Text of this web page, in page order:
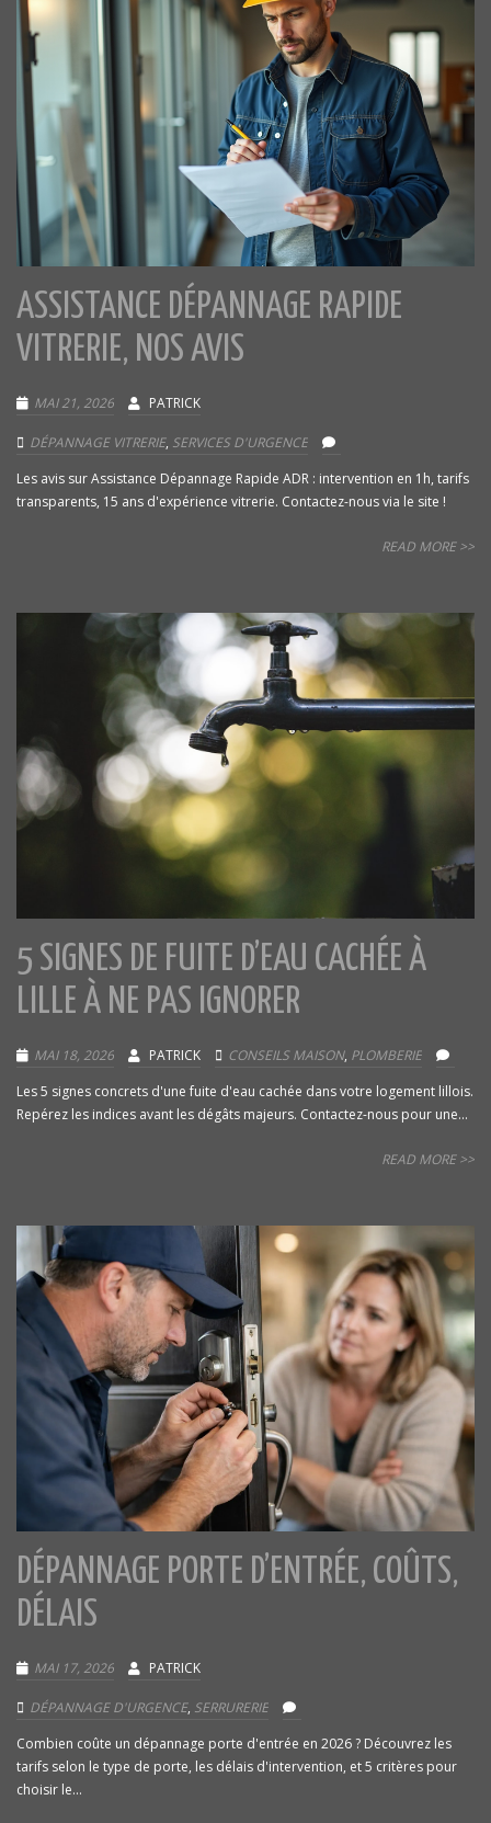
ASSISTANCE DÉPANNAGE RAPIDE
VITRERIE, NOS AVIS
MAI 21, 2026 PATRICK
DÉPANNAGE VITRERIE, SERVICES D'URGENCE
Les avis sur Assistance Dépannage Rapide ADR : intervention en 1h, tarifs
transparents, 15 ans d'expérience vitrerie. Contactez-nous via le site !
READ MORE >>
5 SIGNES DE FUITE D’EAU CACHÉE À
LILLE À NE PAS IGNORER
MAI 18, 2026 PATRICK CONSEILS MAISON, PLOMBERIE
Les 5 signes concrets d'une fuite d'eau cachée dans votre logement lillois.
Repérez les indices avant les dégâts majeurs. Contactez-nous pour une...
READ MORE >>
DÉPANNAGE PORTE D’ENTRÉE, COÛTS,
DÉLAIS
MAI 17, 2026 PATRICK
DÉPANNAGE D'URGENCE, SERRURERIE
Combien coûte un dépannage porte d'entrée en 2026 ? Découvrez les
tarifs selon le type de porte, les délais d'intervention, et 5 critères pour
choisir le...